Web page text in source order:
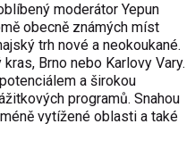
moderátor Yepun
obecně známých míst
trh nové a neokoukané.
Brno nebo Karlovy Vary.
a širokou
programů. Snahou
vytížené oblasti a také